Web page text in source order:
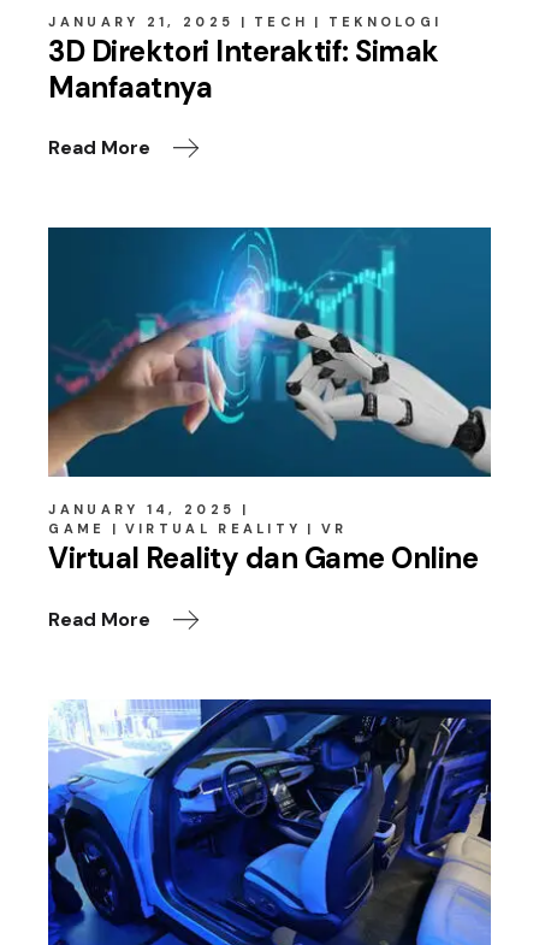
JANUARY 21, 2025 TECH TEKNOLOGI
3D Direktori Interaktif: Simak
Manfaatnya
Read More
JANUARY 14, 2025
GAME
VIRTUAL REALITY VR
Virtual Reality dan Game Online
Read More